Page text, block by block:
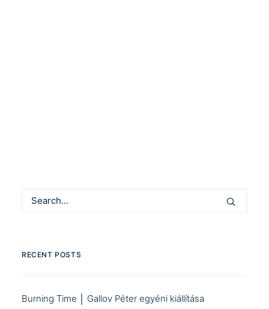
RECENT POSTS
Burning Time │ Gallov Péter egyéni kiállítása